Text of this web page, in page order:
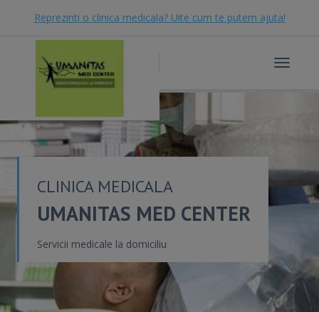
Reprezinti o clinica medicala? Uite cum te putem ajuta!
Toggle
CLINICA MEDICALA
UMANITAS MED CENTER
Servicii medicale la domiciliu